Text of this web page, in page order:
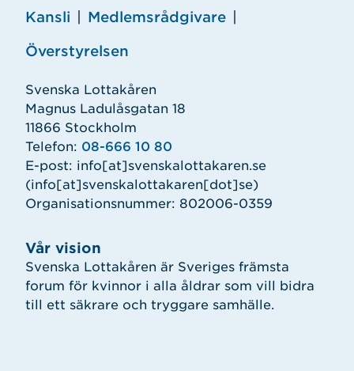
Vår vision
Svenska Lottakåren är Sveriges främsta
forum för kvinnor i alla åldrar som vill bidra
till ett säkrare och tryggare samhälle.
Kansli Medlemsrådgivare
Överstyrelsen
Svenska Lottakåren
Magnus Ladulåsgatan 18
11866 Stockholm
Telefon: 08-666 10 80
E-post: info[at]svenskalottakaren.se
(info[at]svenskalottakaren[dot]se)
Organisationsnummer: 802006-0359